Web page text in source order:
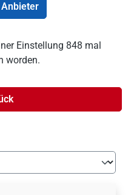
Anbieter
Einstellung 848 mal
worden.